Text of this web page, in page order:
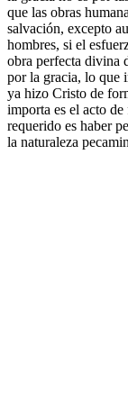
que las obras
salvación, excepto
hombres, si el
obra perfecta divina
por la gracia, lo que
ya hizo Cristo de
importa es el acto
requerido es haber
la naturaleza